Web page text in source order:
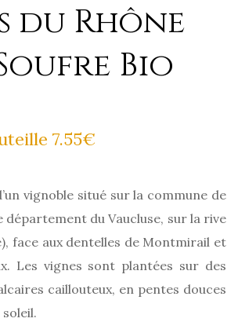
du Rhône
Bio
7.55€
vignoble situé sur la commune de
département du Vaucluse, sur la rive
face aux dentelles de Montmirail et
Les vignes sont plantées sur des
caillouteux, en pentes douces
soleil.